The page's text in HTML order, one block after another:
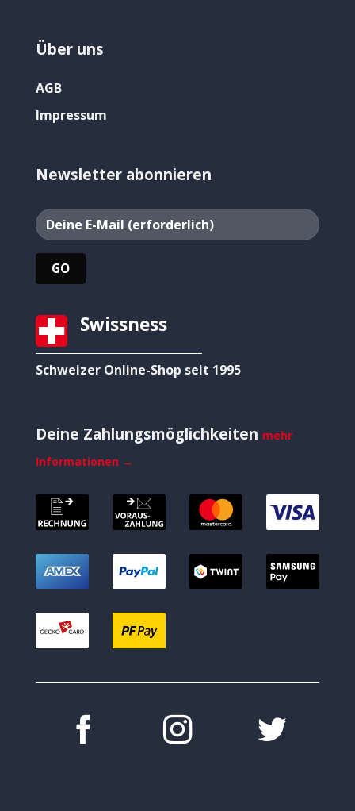
Über uns
AGB
Impressum
Newsletter abonnieren
Swissness
Schweizer Online-Shop seit 1995
Deine Zahlungsmöglichkeiten mehr
Informationen →